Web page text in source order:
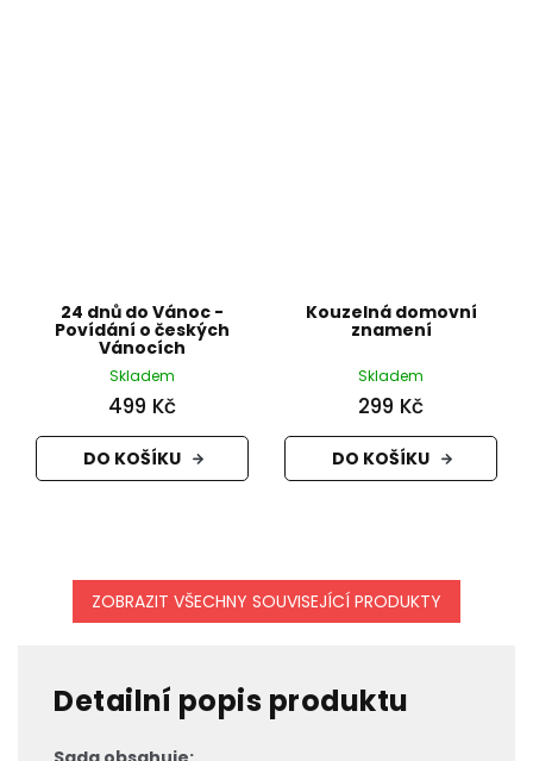
24 dnů do Vánoc -
Povídání o českých
Vánocích
Skladem
499 Kč
DO KOŠÍKU
Kouzelná domovní
znamení
Skladem
299 Kč
DO KOŠÍKU
ZOBRAZIT VŠECHNY SOUVISEJÍCÍ PRODUKTY
Detailní popis produktu